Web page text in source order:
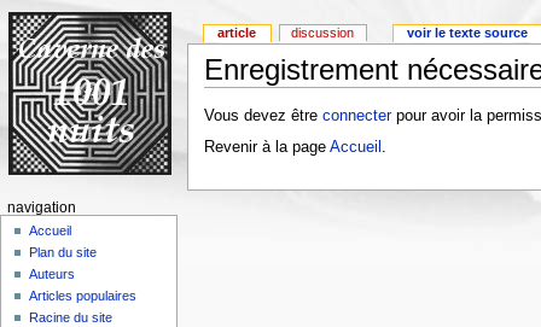
Enregistrement
Vous devez être connecterpour avoir la
Revenir à la page Accueil
article discussion voir le texte source
navigation
Accueil
Plan du site
Auteurs
Articles populaires
Racine du site